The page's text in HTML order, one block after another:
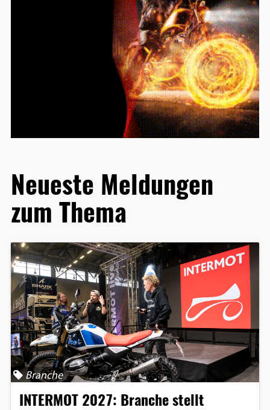
Neueste Meldungen
zum Thema
Branche
INTERMOT 2027: Branche stellt